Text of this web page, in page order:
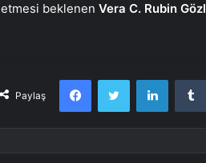
etmesi beklenen Vera C. Rubin
Paylaş
FacebookTwitter LinkedIn